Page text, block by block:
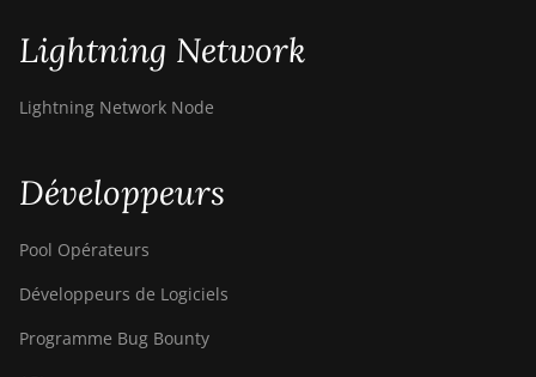
Lightning Network
Lightning Network Node
Développeurs
Pool Opérateurs
Développeurs de Logiciels
Programme Bug Bounty